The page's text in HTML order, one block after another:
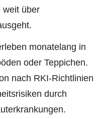
weit über
monatelang in
oder Teppichen.
nach RKI-Richtlinien
durch